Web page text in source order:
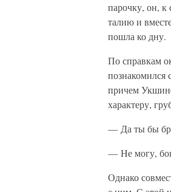
парочку, он, к
талию и
пошла ко дну.
По справкам
познакомился
причем
характеру,
— Да ты бы
— Не могу,
Однако